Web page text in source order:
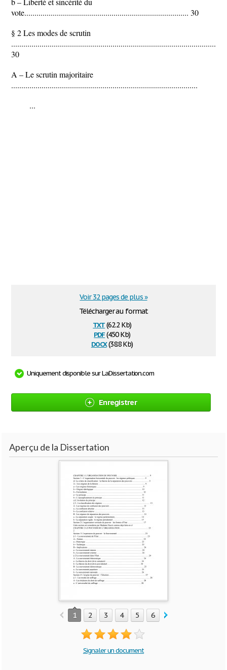
vote................................................................................. 30
§ 2 Les modes de scrutin
.........................................................................................................
30
A – Le scrutin majoritaire
............................................................................................
...
Télécharger au format
txt(62.2 Kb)
pdf(450 Kb)
docx(38.8 Kb)
Voir 32 pages de plus »
Uniquement disponible sur LaDissertation.com
Enregistrer
Aperçu de la Dissertation
1 2 3 4 5 6 7
Signaler un document